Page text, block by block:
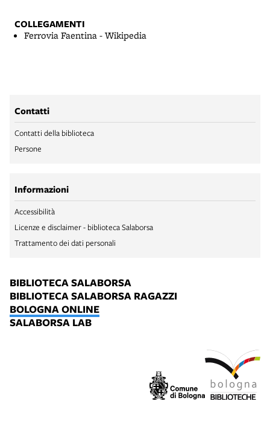
COLLEGAMENTI
Ferrovia Faentina - Wikipedia
Contatti
Contatti della biblioteca
Persone
Informazioni
Accessibilità
Licenze e disclaimer - biblioteca Salaborsa
Trattamento dei dati personali
BIBLIOTECA SALABORSA
BIBLIOTECA SALABORSA RAGAZZI
BOLOGNA ONLINE
SALABORSA LAB